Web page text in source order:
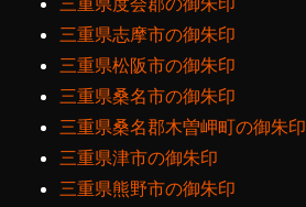
三重県志摩市の御朱印
三重県松阪市の御朱印
三重県桑名市の御朱印
三重県桑名郡木曽岬町の御朱印
三重県津市の御朱印
三重県熊野市の御朱印